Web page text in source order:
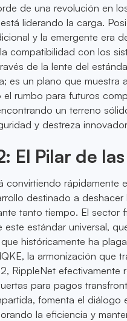
de una revolución en
liderando la carga.
y la emergente era
compatibilidad con los
de la lente del
es un plano que
rumbo para futuros
un terreno
y destreza
El Pilar de
rápidamente
destinado a
tanto tiempo. El sector
este estándar universal,
históricamente ha
la armonización que
RippleNet efectivamente
para pagos
fomenta el diálogo
la eficiencia y